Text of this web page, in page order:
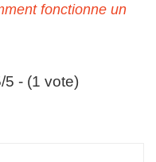
fonctionne un
5 - (1 vote)